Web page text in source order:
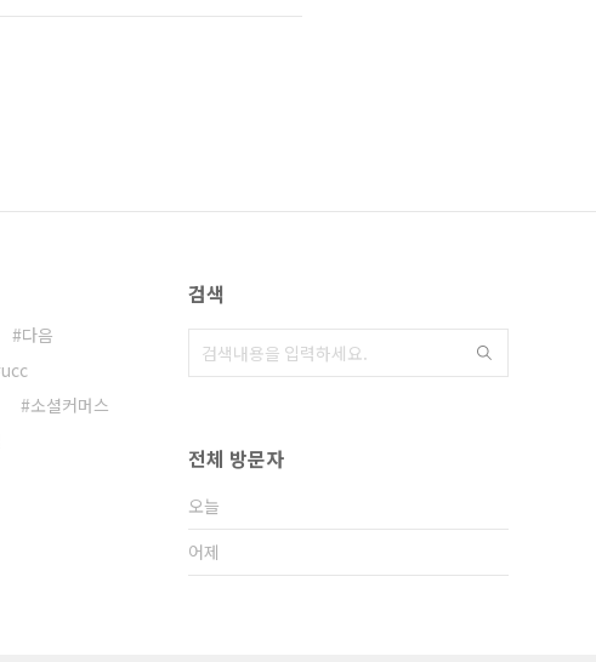
다음
ucc
소셜커머스
검색
전체 방문자
오늘
어제